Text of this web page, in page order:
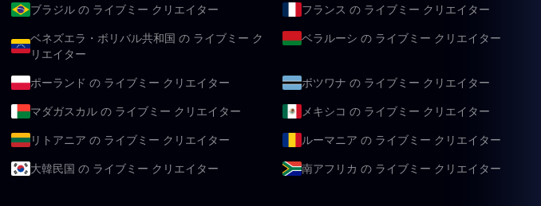
ブラジル の ライブミー クリエイター フランス の ライブミー クリエイター
ベネズエラ・ボリバル共和国 の ライブミー ク
リエイター
ベラルーシ の ライブミー クリエイター
ポーランド の ライブミー クリエイター ボツワナ の ライブミー クリエイター
マダガスカル の ライブミー クリエイター メキシコ の ライブミー クリエイター
リトアニア の ライブミー クリエイター ルーマニア の ライブミー クリエイター
大韓民国 の ライブミー クリエイター 南アフリカ の ライブミー クリエイター